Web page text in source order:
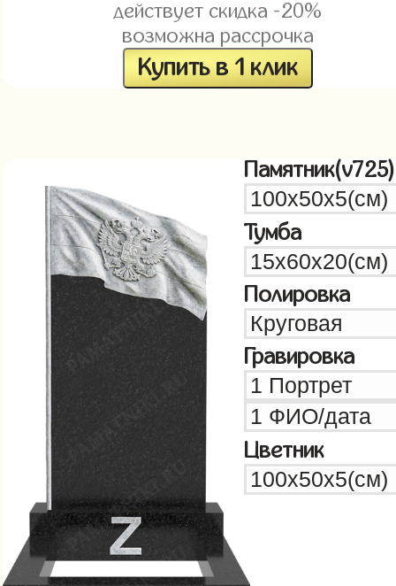
действует скидка -20%
возможна рассрочка
Купить в 1 клик
Памятник(v725)
Тумба
Полировка
Гравировка
Цветник